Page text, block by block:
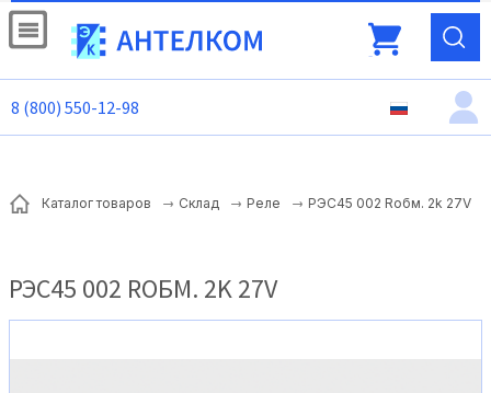
8 (800) 550-12-98
Каталог товаров Склад Реле РЭС45 002 Rобм. 2k 27V
РЭС45 002 RОБМ. 2K 27V